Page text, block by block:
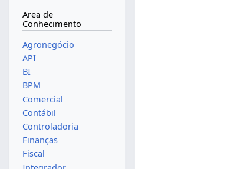
Area de
Conhecimento
Agronegócio
API
BI
BPM
Comercial
Contábil
Controladoria
Finanças
Fiscal